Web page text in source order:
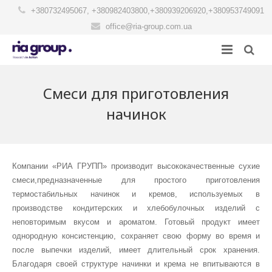
+380732495067, +380982403800,+380939206920,+380953749091
office@ria-group.com.ua
Суміші для кексів и мафинів
Суміші для бисквитів, рулетів
Суміші для тортів и пирогів
Суміші для эклерів, шу, профитролів
Консерванти, продовжувачи свіжості, антіоксиданти
Хлібопекарські суміші, поліпшувачи
Загусники, стабілізатори
Суміші для приготування начинок
Контакти
RIASTAR
Про компанію
Смеси для приготовления
начинок
Компании «РИА ГРУПП» производит высококачественные сухие
смеси,предназначенные для простого приготовления
термостабильных начинок и кремов, используемых в
производстве кондитерских и хлебобулочных изделий с
неповторимым вкусом и ароматом. Готовый продукт имеет
однородную консистенцию, сохраняет свою форму во время и
после выпечки изделий, имеет длительный срок хранения.
Благодаря своей структуре начинки и крема не впитываются в